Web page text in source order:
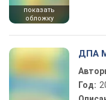
показать
обложку
ДПА
Год: